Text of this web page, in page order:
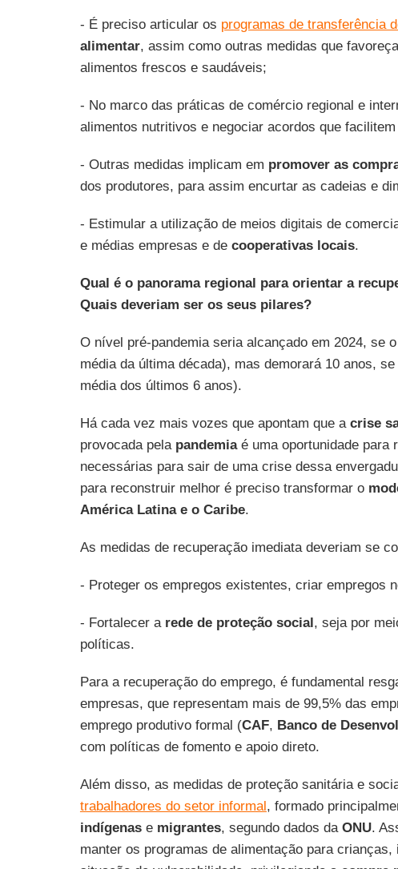
- É preciso articular os programas de transferência
alimentar, assim como outras medidas que
alimentos frescos e saudáveis;
- No marco das práticas de comércio regional e
alimentos nutritivos e negociar acordos que
- Outras medidas implicam em promover as
dos produtores, para assim encurtar as cadeias e
- Estimular a utilização de meios digitais de
e médias empresas e de cooperativas locais.
Qual é o panorama regional para orientar a
Quais deveriam ser os seus pilares?
O nível pré-pandemia seria alcançado em 2024, se
média da última década), mas demorará 10 anos,
média dos últimos 6 anos).
Há cada vez mais vozes que apontam que a crise
provocada pela pandemiaé uma oportunidade para
necessárias para sair de uma crise dessa
para reconstruir melhor é preciso transformar o
América Latina e o Caribe.
As medidas de recuperação imediata deveriam se
- Proteger os empregos existentes, criar empregos
- Fortalecer a rede de proteção social, seja por
políticas.
Para a recuperação do emprego, é fundamental
empresas, que representam mais de 99,5% das
emprego produtivo formal (CAF, Banco de
com políticas de fomento e apoio direto.
Além disso, as medidas de proteção sanitária e
trabalhadores do setor informal, formado
indígenase migrantes, segundo dados da ONU.
manter os programas de alimentação para